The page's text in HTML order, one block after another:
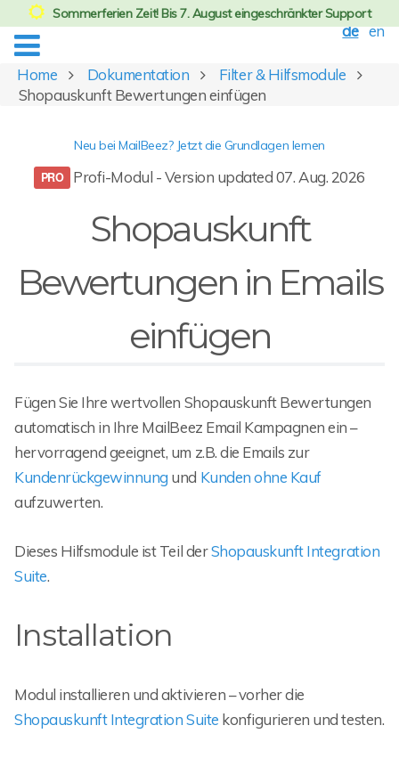
de en
Home Dokumentation
Filter & Hilfsmodule
Shopauskunft Bewertungen einfügen
Neu bei MailBeez? Jetzt die Grundlagen lernen
Profi-Modul - Version updated 07. Aug. 2026
Shopauskunft
Bewertungen in Emails
einfügen
Fügen Sie Ihre wertvollen Shopauskunft Bewertungen
automatisch in Ihre MailBeez Email Kampagnen ein –
hervorragend geeignet, um z.B. die Emails zur
Kundenrückgewinnung und Kunden ohne Kauf
aufzuwerten.
Dieses Hilfsmodule ist Teil derShopauskunft Integration
Suite.
Installation
Modul installieren und aktivieren – vorher die
Shopauskunft Integration Suite konfigurieren und testen.
Sommerferien Zeit! Bis 7. August eingeschränkter Support